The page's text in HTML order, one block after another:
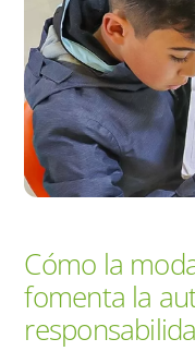
Cómo la
fomenta la